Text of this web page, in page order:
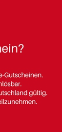
7
in der
Dabei ist
die